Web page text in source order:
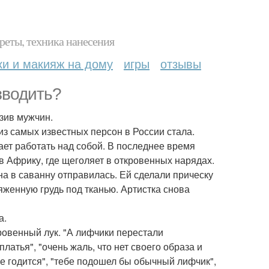
техника нанесения
и макияж на дому игры отзывы
мужчин.
самых известных персон в России стала.
работать над собой. В последнее время
где щеголяет в откровенных нарядах.
в саванну отправилась. Ей сделали прическу
грудь под тканью. Артистка снова
лук. "А лифчики перестали
"очень жаль, что нет своего образа и
годится", "тебе подошел бы обычный лифчик",